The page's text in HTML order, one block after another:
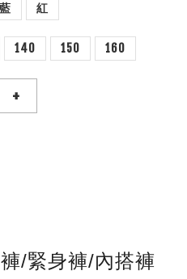
藍 紅
140 150 160
+
/緊身褲/內搭褲